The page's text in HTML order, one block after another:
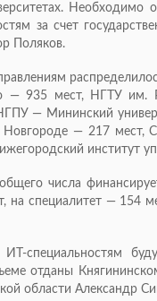
Необходимо
за счет
Поляков.
— 935 мест, НГТУ им.
— Мининский
— 217
институт
числа
на специалитет — 154
специальностям
отданы
области Александр